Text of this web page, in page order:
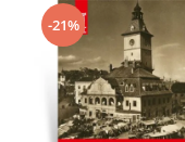
-21%